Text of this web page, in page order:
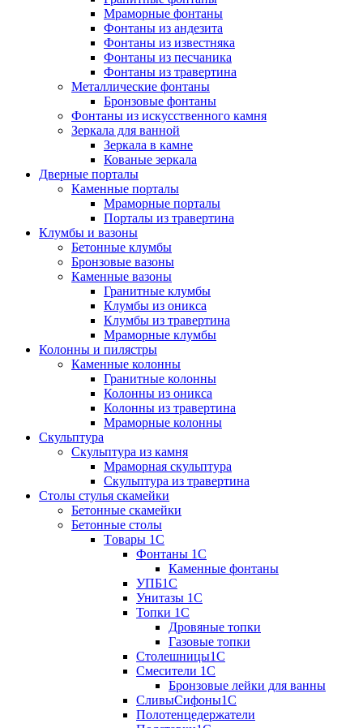
Мраморные фонтаны
Фонтаны из андезита
Фонтаны из известняка
Фонтаны из песчаника
Фонтаны из травертина
Металлические фонтаны
Бронзовые фонтаны
Фонтаны из искусственного камня
Зеркала для ванной
Зеркала в камне
Кованые зеркала
Дверные порталы
Каменные порталы
Мраморные порталы
Порталы из травертина
Клумбы и вазоны
Бетонные клумбы
Бронзовые вазоны
Каменные вазоны
Гранитные клумбы
Клумбы из оникса
Клумбы из травертина
Мраморные клумбы
Колонны и пилястры
Каменные колонны
Гранитные колонны
Колонны из оникса
Колонны из травертина
Мраморные колонны
Скульптура
Скульптура из камня
Мраморная скульптура
Скульптура из травертина
Столы стулья скамейки
Бетонные скамейки
Бетонные столы
Tовары 1C
Фонтаны 1C
Каменные фонтаны
УПБ1С
Унитазы 1С
Топки 1С
Дровяные топки
Газовые топки
Столешницы1С
Смесители 1С
Бронзовые лейки для ванны
СливыСифоны1С
Полотенцедержатели